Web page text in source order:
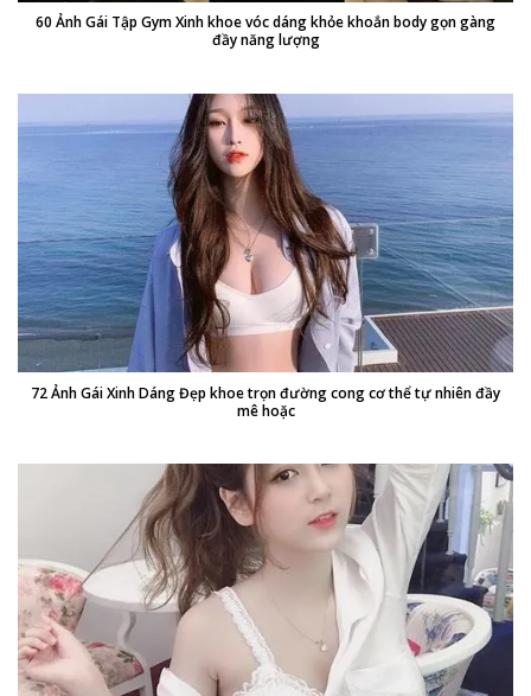
60 Ảnh Gái Tập Gym Xinh khoe vóc dáng khỏe khoắn body gọn gàng
đầy năng lượng
72 Ảnh Gái Xinh Dáng Đẹp khoe trọn đường cong cơ thể tự nhiên đầy
mê hoặc